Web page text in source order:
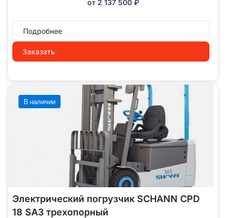
от 2 137 500 ₽
Подробнее
Заказать
В наличии
Электрический погрузчик SCHANN CPD
18 SA3 трехопорный